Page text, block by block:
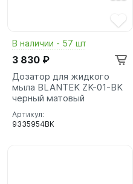
В наличии - 57 шт
3 830 ₽
Дозатор для жидкого
мыла BLANTEK ZK-01-BK
черный матовый
Артикул:
9335954BK